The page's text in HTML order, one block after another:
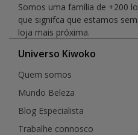
Somos uma família de +200
que signifca que estamos
loja mais próxima.
Universo Kiwoko
Quem somos
Mundo Beleza
Blog Especialista
Trabalhe connosco